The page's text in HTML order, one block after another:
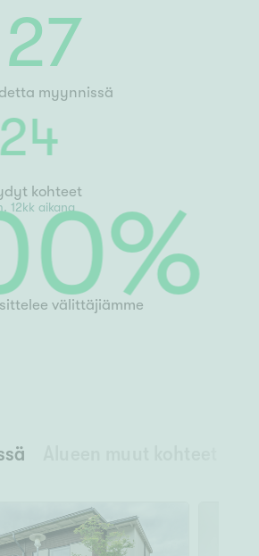
27
myynnissä
24
kohteet
12kk aikana
100 %
välittäjiämme